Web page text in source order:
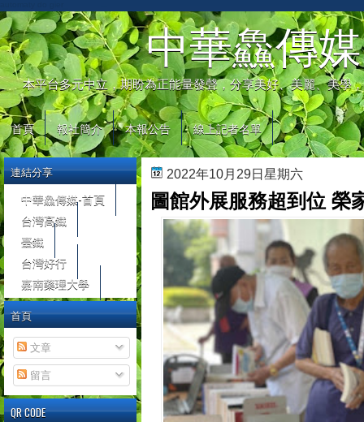
中華鱻傳媒
本平台多元中立，期盼為正能量發聲，分享美好、美麗、美學
首頁 報社簡介 本報公告 線上記者名單
2022年10月29日星期六
圖館外展服務超到位 榮
連結分享
中華鱻傳媒-首頁
台灣高鐵
臺鐵
台灣好行
嘉南藥理大學
首頁
文章
留言
QR CODE